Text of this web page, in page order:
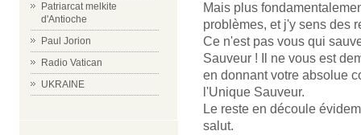
Patriarcat melkite
d'Antioche
Paul Jorion
Radio Vatican
UKRAINE
Mais plus
problèmes, et j'y sens des
Ce n'est pas vous qui
Sauveur ! Il ne vous est
en donnant votre absolue
l'Unique Sauveur.
Le reste en découle
salut.